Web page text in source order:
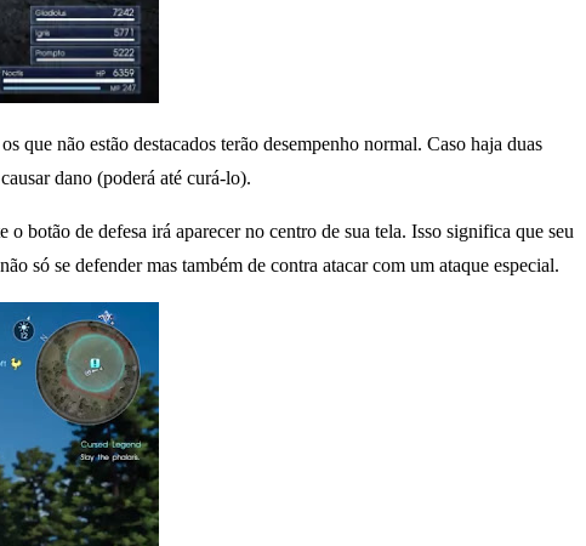
que não estão destacados terão desempenho normal. Caso haja duas
dano (poderá até curá-lo).
botão de defesa irá aparecer no centro de sua tela. Isso significa que seu
só se defender mas também de contra atacar com um ataque especial.